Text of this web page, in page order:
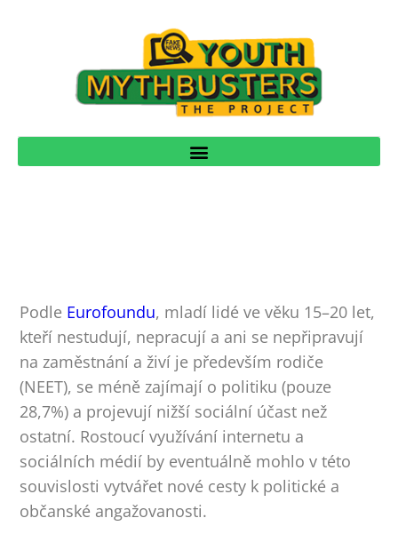
Podle Eurofoundu, mladí lidé ve věku 15–20 let,
kteří nestudují, nepracují a ani se nepřipravují
na zaměstnání a živí je především rodiče
(NEET), se méně zajímají o politiku (pouze
28,7%) a projevují nižší sociální účast než
ostatní. Rostoucí využívání internetu a
sociálních médií by eventuálně mohlo v této
souvislosti vytvářet nové cesty k politické a
občanské angažovanosti.